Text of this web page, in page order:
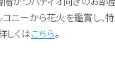
コニーから花火を鑑賞し、
しくはこちら。